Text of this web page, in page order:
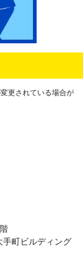
更されている場合が
町ビルディング